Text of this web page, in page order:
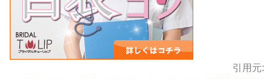
引用元: